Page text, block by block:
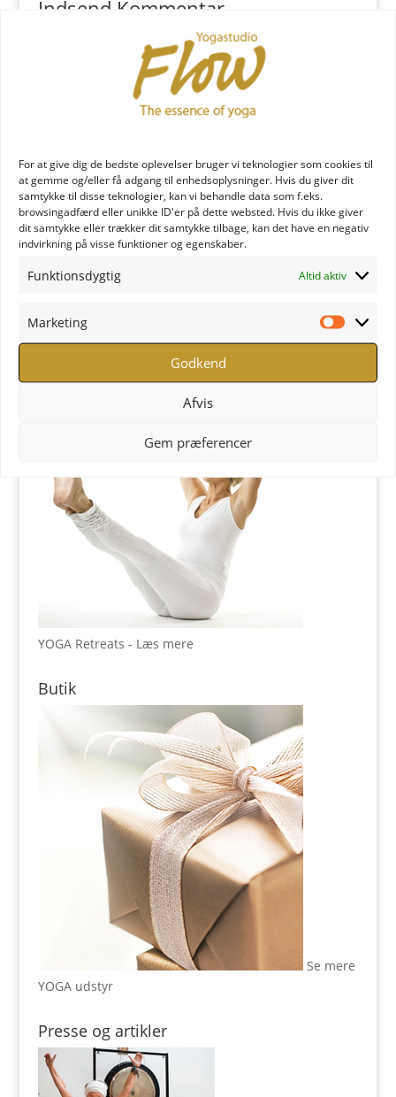
For at give dig de bedste oplevelser bruger vi teknologier som cookies til
at gemme og/eller få adgang til enhedsoplysninger. Hvis du giver dit
samtykke til disse teknologier, kan vi behandle data som f.eks.
browsingadfærd eller unikke ID'er på dette websted. Hvis du ikke giver
dit samtykke eller trækker dit samtykke tilbage, kan det have en negativ
indvirkning på visse funktioner og egenskaber.
Funktionsdygtig Altid aktiv
Marketing
Godkend
Afvis
Gem præferencer
Indsend Kommentar
for at skrive en kommentar.
YOGA læreruddannelse
YOGA Retreats
YOGA Retreats - Læs mere
Butik
Se mere
YOGA udstyr
Presse og artikler